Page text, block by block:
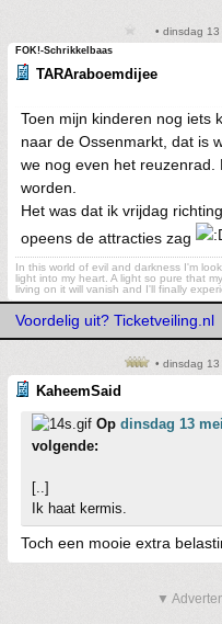
• dinsdag
FOK!-Schrikkelbaas
TARAraboemdijee
Toen mijn kinderen nog iets
naar de Ossenmarkt, dat is
we nog even het
worden.
Het was dat ik vrijdag
opeens de attracties zag
In this world of evil and darkness I'm
light into my heart. A light so pure that
living on it will vanish and I'll finally
Voordelig uit? Ticketveiling.nl
• dinsdag
KaheemSaid
Op dinsdag 13
volgende:
[..]
Ik haat kermis.
Toch een mooie extra
▼